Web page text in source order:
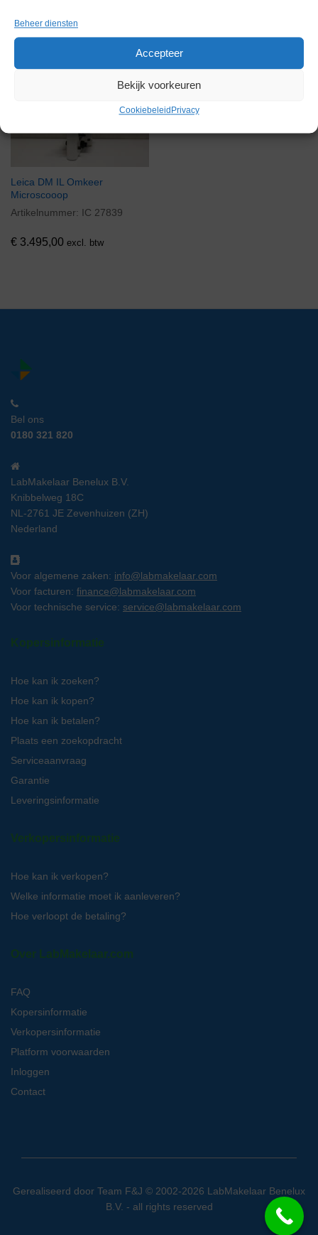
Beheer diensten
Accepteer
Bekijk voorkeuren
Cookiebeleid Privacy
Voorraad
Leica DM IL Omkeer
Microscooop
Artikelnummer: IC 27839
€ 3.495,00 excl. btw
Bel ons
0180 321 820
LabMakelaar Benelux B.V.
Knibbelweg 18C
NL-2761 JE Zevenhuizen (ZH)
Nederland
Voor algemene zaken: info@labmakelaar.com
Voor facturen: finance@labmakelaar.com
Voor technische service: service@labmakelaar.com
Kopersinformatie
Hoe kan ik zoeken?
Hoe kan ik kopen?
Hoe kan ik betalen?
Plaats een zoekopdracht
Serviceaanvraag
Garantie
Leveringsinformatie
Verkopersinformatie
Hoe kan ik verkopen?
Welke informatie moet ik aanleveren?
Hoe verloopt de betaling?
Over LabMakelaar.com
FAQ
Kopersinformatie
Verkopersinformatie
Platform voorwaarden
Inloggen
Contact
Gerealiseerd door Team F&J © 2002-2026 LabMakelaar Benelux
B.V. - all rights reserved